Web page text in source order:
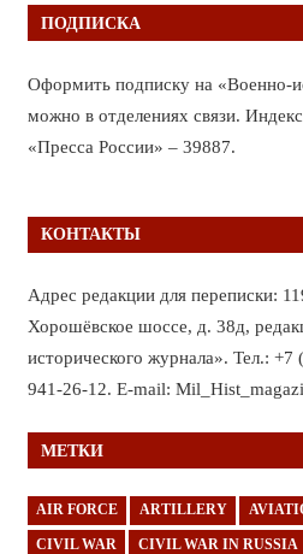
ПОДПИСКА
Оформить подписку на «Военно-
можно в отделениях связи.
«Пресса России» – 39887.
КОНТАКТЫ
Адрес редакции для переписки:
Хорошёвское шоссе, д. 38д,
исторического журнала». Тел.:
941-26-12. E-mail:
МЕТКИ
AIR FORCE ARTILLERY
CIVIL WAR CIVIL WAR IN RUSSIA